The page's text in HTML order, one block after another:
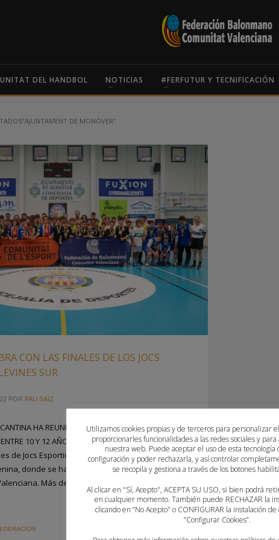
DEL HANDBOL NOTICIAS #FERFUTUR Y TECNIFICACIÓN
DE MONÒVER"
CON LAS FINALES DE LOS JOCS
SUR
POR PAU SAIZ
HA REUNIDO A MÁS DE UN CENTENAR DE
ENTRE 10 Y 12 AÑOS Monóvar ha acogido este
de Jocs Esportius Sur de las categorías alevín
donde se ha dado cita futuro del balonmano
Más de un centenar de deportistas
Utilizamos cookies propias y de terceros para personalizar
proporcionarles funcionalidades a las redes sociales y
nuestra web. Puede aceptar el uso de esta tecnología
configuración y poder rechazarla, y así controlar
se recopila y gestiona a través de los botones
Al clicar en "Sí, Acepto", ACEPTA SU USO, si bien podrá
en cualquier momento. También puede RECHAZAR la
clicando en “No Acepto" o CONFIGURAR la instalación de
“Configurar Cookies”.